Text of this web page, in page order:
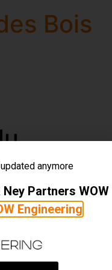
Bois
de
| R&D
anymore
Partners WOW
Engineering